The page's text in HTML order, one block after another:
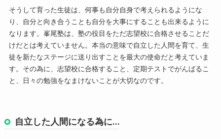
そうして育った生徒は、何事も自分自身で考えられるようにな
り、自分と向き合うことも自分を大事にすることも出来るように
なります。峯尾塾は、塾の役目をただ志望校に合格させることだ
けだとは考えていません。本当の意味で自立した人間を育て、生
徒を新たなステージに送り出すことを最大の使命だと考えていま
す。その為に、志望校に合格すること、定期テストでがんばるこ
と、日々の勉強をなまけないことが大切なのです。
自立した人間になる為に…